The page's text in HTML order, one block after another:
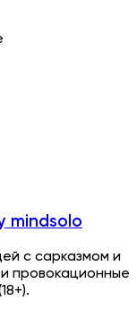
mindsolo
с сарказмом и
провокационные